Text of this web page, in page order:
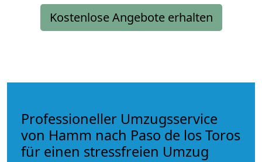
Kostenlose Angebote erhalten
Professioneller Umzugsservice
von Hamm nach Paso de los Toros
für einen stressfreien Umzug